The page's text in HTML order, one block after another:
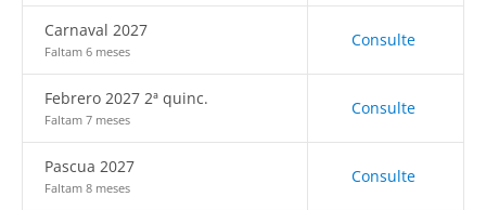
Carnaval 2027
Faltam 6 meses
Consulte
Febrero 2027 2ª quinc.
Faltam 7 meses
Consulte
Pascua 2027
Faltam 8 meses
Consulte